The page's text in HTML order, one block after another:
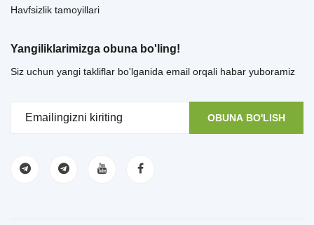
Havfsizlik tamoyillari
Yangiliklarimizga obuna bo'ling!
Siz uchun yangi takliflar bo'lganida email orqali habar yuboramiz
OBUNA BO'LISH